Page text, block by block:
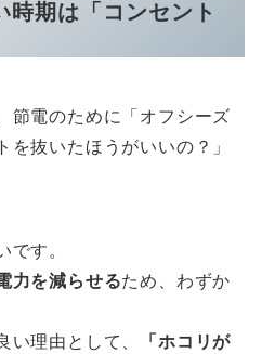
時期は「コンセント
節電のために「オフシーズ
抜いたほうがいいの？」
す。
力を減らせるため、わずか
理由として、
「ホコリが